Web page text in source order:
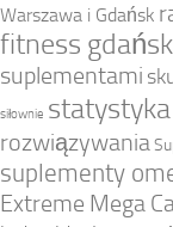
Warszawa i Gdańsk
fitness gdańsk
suplementami
siłownie
rozwiązywania
suplementy
Extreme Mega